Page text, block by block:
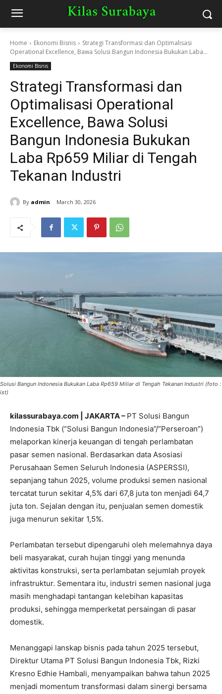
Home Ekonomi Bisnis
Strategi Transformasi dan Optimalisasi
Operational Excellence, Bawa Solusi Bangun Indonesia Bukukan Laba...
Ekonomi Bisnis
Strategi Transformasi dan
Optimalisasi Operational
Excellence, Bawa Solusi
Bangun Indonesia Bukukan
Laba Rp659 Miliar di Tengah
Tekanan Industri
By admin March 30, 2026
Solusi Bangun Indonesia Bukukan Laba Rp659 Miliar di Tengah Tekanan Industri (foto :
ist)
kilassurabaya.com | JAKARTA – PT Solusi Bangun
Indonesia Tbk (“Solusi Bangun Indonesia”/“Perseroan”)
melaporkan kinerja keuangan di tengah perlambatan
pasar semen nasional. Berdasarkan data Asosiasi
Perusahaan Semen Seluruh Indonesia (ASPERSSI),
sepanjang tahun 2025, volume produksi semen nasional
tercatat turun sekitar 4,5% dari 67,8 juta ton menjadi 64,7
juta ton. Sejalan dengan itu, penjualan semen domestik
juga menurun sekitar 1,5%.
Perlambatan tersebut dipengaruhi oleh melemahnya daya
beli masyarakat, curah hujan tinggi yang menunda
aktivitas konstruksi, serta perlambatan sejumlah proyek
infrastruktur. Sementara itu, industri semen nasional juga
masih menghadapi tantangan kelebihan kapasitas
produksi, sehingga memperketat persaingan di pasar
domestik.
Menanggapi lanskap bisnis pada tahun 2025 tersebut,
Direktur Utama PT Solusi Bangun Indonesia Tbk, Rizki
Kresno Edhie Hambali, menyampaikan bahwa tahun 2025
menjadi momentum transformasi dalam sinergi bersama